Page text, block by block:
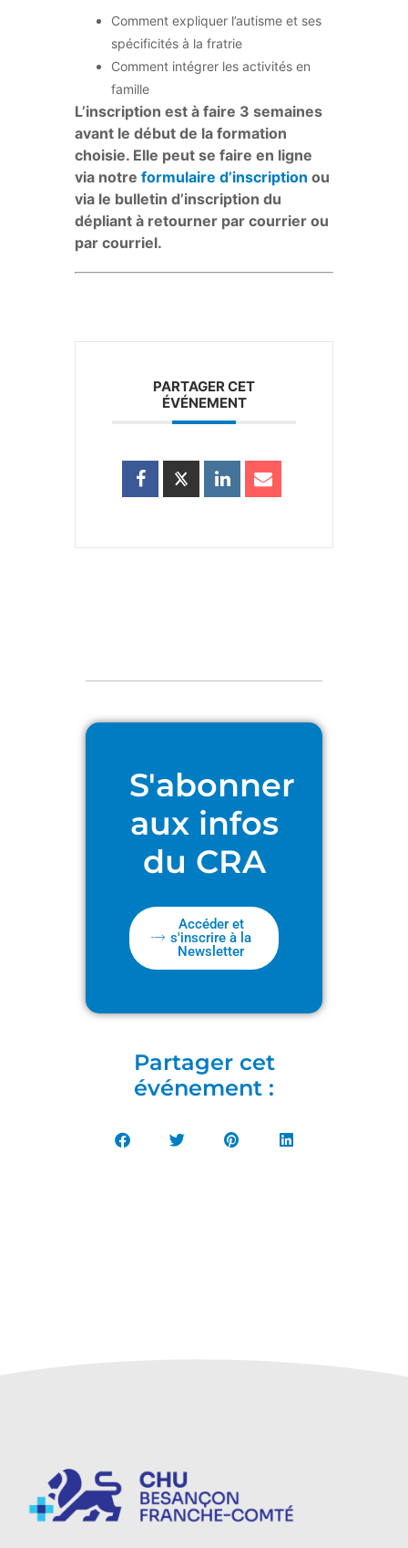
Comment expliquer l’autisme et ses
spécificités à la fratrie
Comment intégrer les activités en
famille
L’inscription est à faire 3 semaines
avant le début de la formation
choisie. Elle peut se faire en ligne
via notre formulaire d’inscription ou
via le bulletin d’inscription du
dépliant à retourner par courrier ou
par courriel.
PARTAGER CET
ÉVÉNEMENT
S'abonner
aux infos
du CRA
Accéder et
s'inscrire à la
Newsletter
Partager cet
événement :